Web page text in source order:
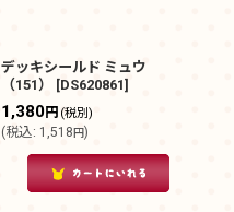
デッキシールド ミュウ
（151）
[DS620861]
1,380円 (税別)
(税込: 1,518円)